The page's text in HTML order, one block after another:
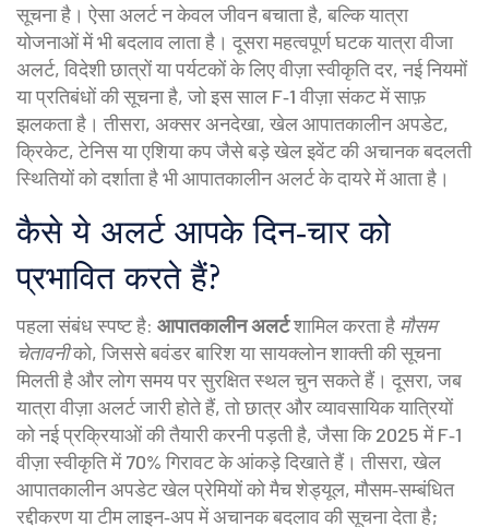
सूचनाहै। ऐसा अलर्ट न केवल जीवन बचाता है, बल्कि यात्रा
योजनाओं में भी बदलाव लाता है। दूसरा महत्वपूर्ण घटकयात्रा वीजा
अलर्ट,विदेशी छात्रों या पर्यटकों के लिए वीज़ा स्वीकृति दर, नई नियमों
या प्रतिबंधों की सूचनाहै, जो इस साल F‑1 वीज़ा संकट में साफ़
झलकता है। तीसरा, अक्सर अनदेखा,खेल आपातकालीन अपडेट,
क्रिकेट, टेनिस या एशिया कप जैसे बड़े खेल इवेंट की अचानक बदलती
स्थितियों को दर्शाता हैभी आपातकालीन अलर्ट के दायरे में आता है।
कैसे ये अलर्ट आपके दिन‑चार को
प्रभावित करते हैं?
पहला संबंध स्पष्ट है: आपातकालीन अलर्टशामिल करता है मौसम
चेतावनीको, जिससे बवंडर बारिश या सायक्लोन शाक्ती की सूचना
मिलती है और लोग समय पर सुरक्षित स्थल चुन सकते हैं। दूसरा, जब
यात्रा वीज़ा अलर्ट जारी होते हैं, तो छात्र और व्यावसायिक यात्रियों
को नई प्रक्रियाओं की तैयारी करनी पड़ती है, जैसा कि 2025 में F‑1
वीज़ा स्वीकृति में 70% गिरावट के आंकड़े दिखाते हैं। तीसरा, खेल
आपातकालीन अपडेट खेल प्रेमियों को मैच शेड्यूल, मौसम‑सम्बंधित
रद्दीकरण या टीम लाइन‑अप में अचानक बदलाव की सूचना देता है;